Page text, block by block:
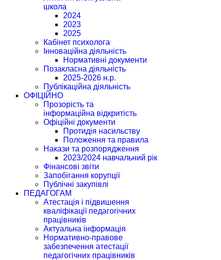
школа
2024
2023
2025
Кабінет психолога
Інноваційна діяльність
Нормативні документи
Позакласна діяльність
2025-2026 н.р.
Публікаційна діяльність
ОФІЦІЙНО
Прозорість та
інформаційна відкритість
Офіційні документи
Протидія насильству
Положення та правила
Накази та розпорядження
2023/2024 навчальний рік
Фінансові звіти
Запобігання корупції
Публічні закупівлі
ПЕДАГОГАМ
Атестація і підвишення
кваліфікації педагогічних
працівників
Актуальна інформація
Нормативно-правове
забезпечення атестації
педагогічних працівників